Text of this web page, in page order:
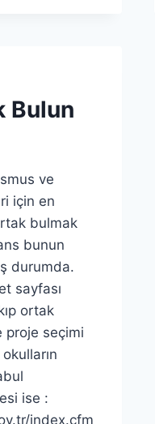
Bulun
ve
için en
bulmak
bunun
durumda.
sayfası
ortak
proje seçimi
ise :
index.cfm